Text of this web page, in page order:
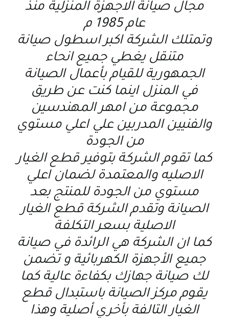
مجال صيانة الاجهزة المنزلية منذ
عام 1985 م
وتمتلك الشركة اكبر اسطول صيانة
متنقل يغطي جميع انحاء
الجمهورية للقيام بأعمال الصيانة
في المنزل اينما كنت عن طريق
مجموعة من امهر المهندسين
والفنيين المدربين علي اعلي مستوي
من الجودة
كما تقوم الشركة بتوفير قطع الغيار
الاصليه والمعتمدة لضمان اعلي
مستوي من الجودة للمنتج بعد
الصيانة وتقدم الشركة قطع الغيار
الاصلية بسعر التكلفة
كما ان الشركة هي الرائدة في صيانة
جميع الأجهزة الكهربائية و تضمن
لك صيانة جهازك بكفاءة عالية كما
يقوم مركز الصيانة باستبدال قطع
الغيار التالفة بأخري أصلية وهذا